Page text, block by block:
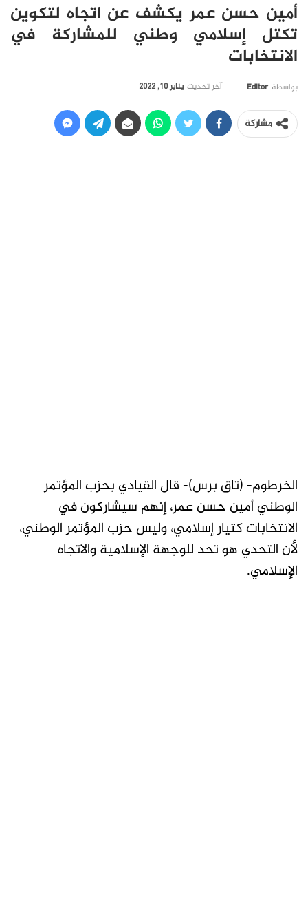
أمين حسن عمر يكشف عن اتجاه لتكوين
تكتل إسلامي وطني للمشاركة في
الانتخابات
بواسطة Editor آخر تحديث يناير 10, 2022
مشاركة
الخرطوم- (تاق برس)- قال القيادي بحزب المؤتمر
الوطني أمين حسن عمر، إنهم سيشاركون في
الانتخابات كتيار إسلامي، وليس حزب المؤتمر الوطني،
لأن التحدي هو تحد للوجهة الإسلامية والاتجاه
الإسلامي.